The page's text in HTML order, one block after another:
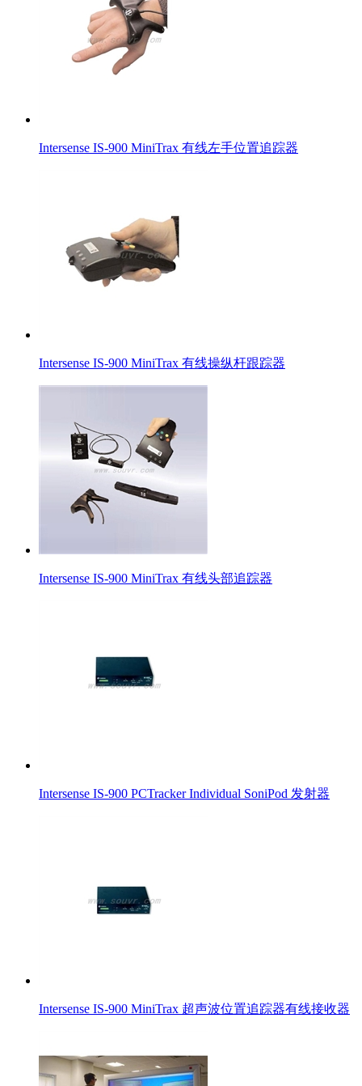
Intersense IS-900 MiniTrax 有线左手位置追踪器
Intersense IS-900 MiniTrax 有线操纵杆跟踪器
Intersense IS-900 MiniTrax 有线头部追踪器
Intersense IS-900 PCTracker Individual SoniPod 发射器
Intersense IS-900 MiniTrax 超声波位置追踪器有线接收器